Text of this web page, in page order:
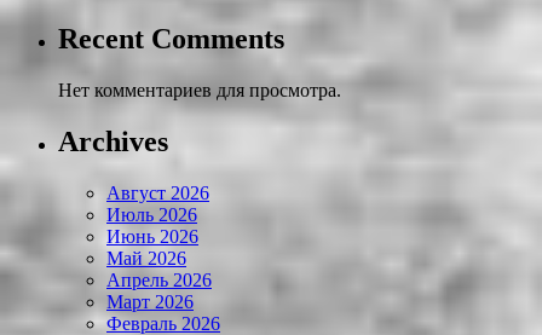
Recent Comments
Нет комментариев для просмотра.
Archives
Август 2026
Июль 2026
Июнь 2026
Май 2026
Апрель 2026
Март 2026
Февраль 2026